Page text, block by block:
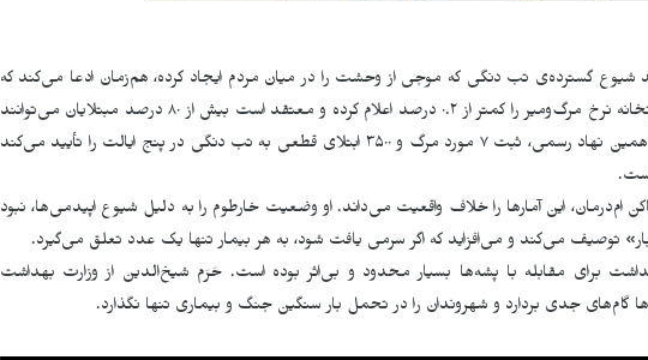
شیوع گسترده‌ی تب دنگی که موجی از وحشت را در میان مردم ایجاد کرده، هم‌زمان ادعا می‌کند که
بیماری رو به کاهش است. این وزارتخانه نرخ مرگ‌ومیر را کمتر از ۰.۲ درصد اعلام کرده و معتقد است بیش از ۸۰ درصد مبتلایان می‌توانند
در خانه درمان شوند. با این حال، همین نهاد رسمی، ثبت ۷ مورد مرگ و ۳۵۰۰ ابتلای قطعی به تب دنگی در پنج ایالت را تأیید می‌کند
ام‌درمان، این آمارها را خلاف واقعیت می‌داند. او وضعیت خارطوم را به دلیل شیوع اپیدمی‌ها، نبود
توصیف می‌کند و می‌افزاید که اگر سرمی یافت شود، به هر بیمار تنها یک عدد تعلق می‌گیرد.
برای مقابله با پشه‌ها بسیار محدود و بی‌اثر بوده است. حَرَم شیخ‌الدین از وزارت بهداشت
گام‌های جدی بردارد و شهروندان را در تحمل بار سنگین جنگ و بیماری تنها نگذارد.